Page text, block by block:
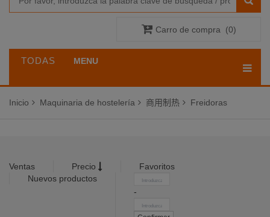
Carro de compra (0)
TODAS
LAS
CATEGORÍAS
MENU
Inicio Maquinaria de hostelería 商用制热 Freidoras
Ventas Precio
Favoritos
Nuevos productos
-